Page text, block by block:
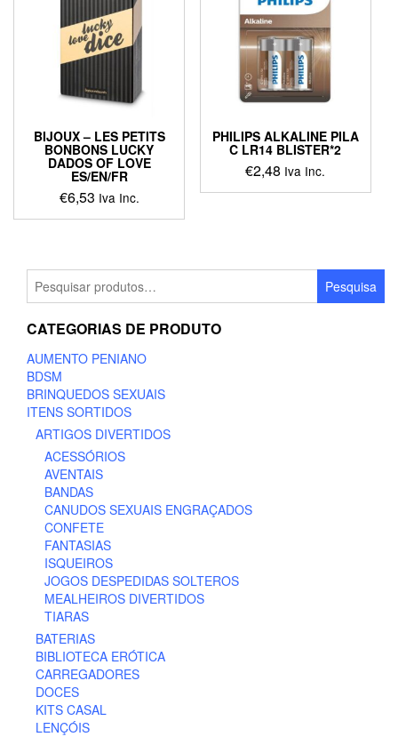
BIJOUX – LES PETITS
BONBONS LUCKY
DADOS OF LOVE
ES/EN/FR
€6,53 Iva Inc.
PHILIPS ALKALINE PILA
C LR14 BLISTER*2
€2,48 Iva Inc.
por:
Pesquisa
CATEGORIAS DE PRODUTO
AUMENTO PENIANO
BDSM
BRINQUEDOS SEXUAIS
ITENS SORTIDOS
ARTIGOS DIVERTIDOS
ACESSÓRIOS
AVENTAIS
BANDAS
CANUDOS SEXUAIS ENGRAÇADOS
CONFETE
FANTASIAS
ISQUEIROS
JOGOS DESPEDIDAS SOLTEROS
MEALHEIROS DIVERTIDOS
TIARAS
BATERIAS
BIBLIOTECA ERÓTICA
CARREGADORES
DOCES
KITS CASAL
LENÇÓIS